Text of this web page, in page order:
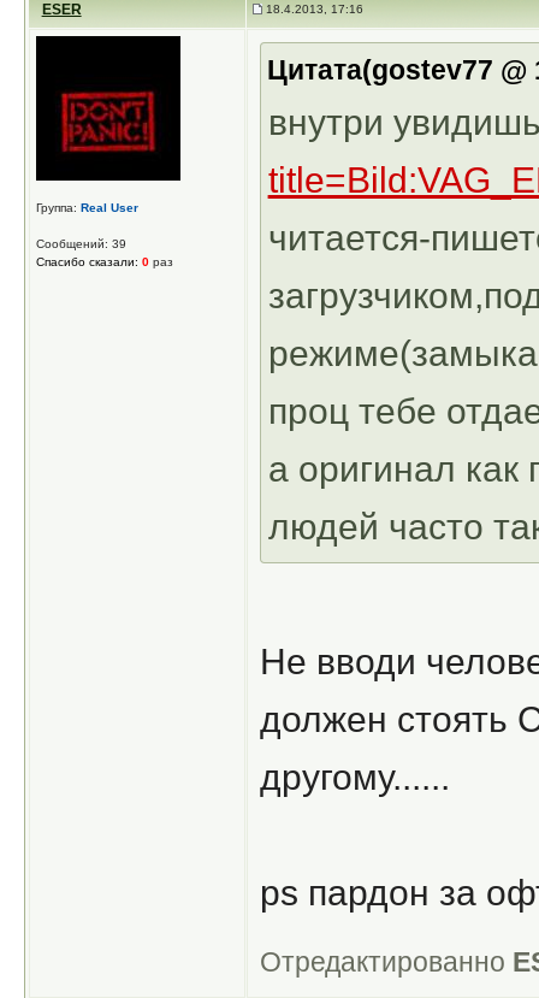
ESER 18.4.2013, 17:16
Группа: Real User
Сообщений: 39
Спасибо сказали: 0раз
Цитата(gostev77 @
внутри
читается-
проц тебе
а оригинал как
людей часто
Не вводи
должен стоять
другому......
ps пардон за
Отредактированно